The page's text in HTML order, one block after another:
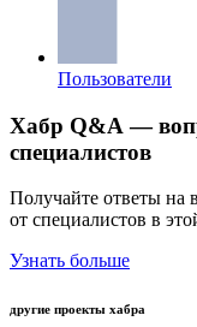
Пользователи
Хабр Q&A —
специалистов
Получайте ответы на
от специалистов в
Узнать больше
другие проекты хабра